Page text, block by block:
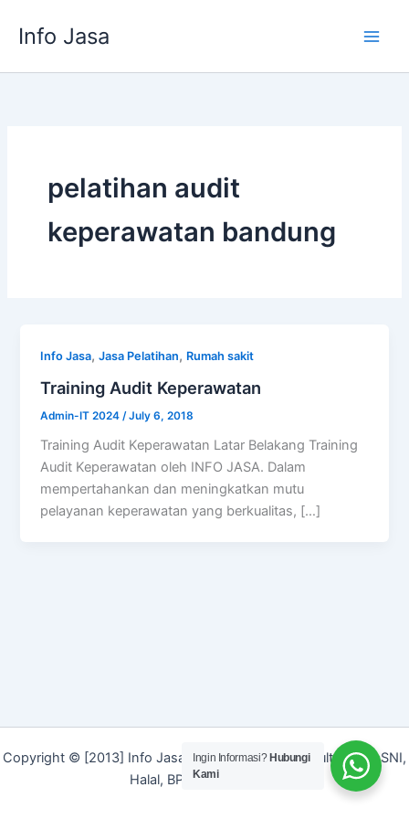
Info Jasa
pelatihan audit
keperawatan bandung
Info Jasa,Jasa Pelatihan, Rumah sakit
Training Audit Keperawatan
Admin-IT 2024 /July 6, 2018
Training Audit Keperawatan Latar Belakang Training
Audit Keperawatan oleh INFO JASA. Dalam
mempertahankan dan meningkatkan mutu
pelayanan keperawatan yang berkualitas, […]
Copyright © [2013] Info Jasa | Layanan Jasa Konsultan ISO, SNI,
Halal, BPOM dan Merek]
Ingin Informasi? Hubungi
Kami